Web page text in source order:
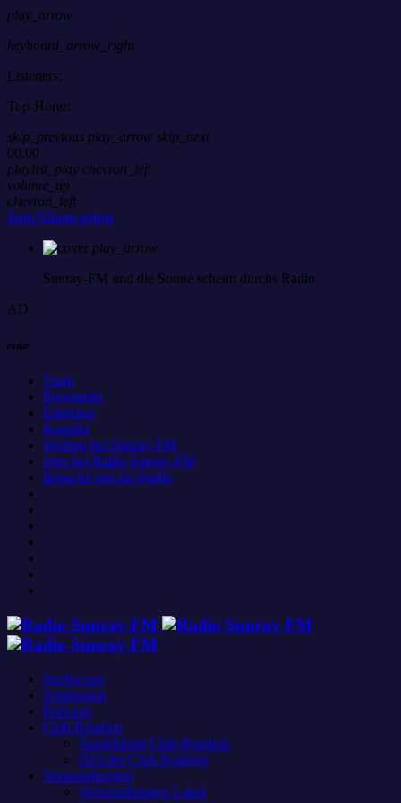
play_arrow
keyboard_arrow_right
Listeners:
Top-Hörer:
skip_previous play_arrow skip_next
00:00
playlist_play chevron_left
volume_up
chevron_left
Zum Album gehen
play_arrow
Sunray-FM und die Sonne scheint durchs Radio
AD
radio
Team
Programm
Empfang
Kontakt
Werben bei Sunray-FM
Jobs bei Radio Sunray-FM
Besuche uns im Studio
Studiocam
Sendungen
Podcasts
Club Rotation
Anmeldung Club-Rotation
DJ’s der Club Rotation
Veranstaltungen
Veranstaltungen Lokal